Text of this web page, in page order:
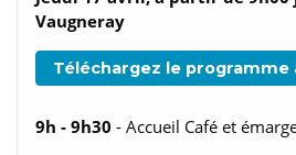
Vaugneray
Téléchargez le programme
9h - 9h30 - Accueil Café et